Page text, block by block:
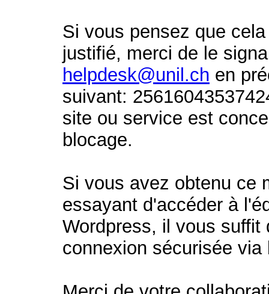
Si vous pensez que
justifié, merci de le
helpdesk@unil.ch en
suivant:
site ou service est
blocage.
Si vous avez obtenu ce
essayant d'accéder à
Wordpress, il vous suffit
connexion sécurisée